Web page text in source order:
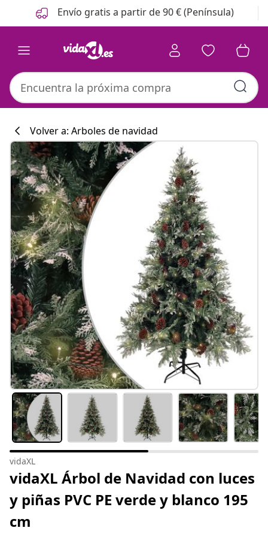
Anterior
Siguiente Envío gratis a partir de 90 € (Península)
#sharemevidaxl
Volver a: Arboles de navidad
vidaXL
vidaXL Árbol de Navidad con luces
y piñas PVC PE verde y blanco 195
cm